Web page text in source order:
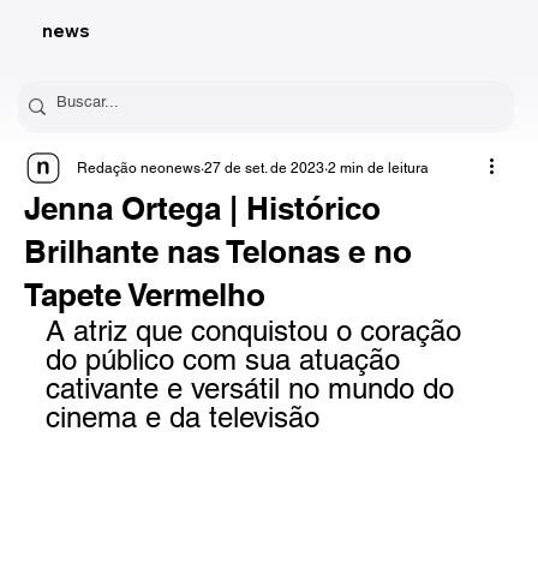
news
Jenna Ortega | Histórico
Brilhante nas Telonas e no
Tapete Vermelho
Redação neonews 27 de set. de 2023 2 min de leitura
A atriz que conquistou o coração
do público com sua atuação
cativante e versátil no mundo do
cinema e da televisão